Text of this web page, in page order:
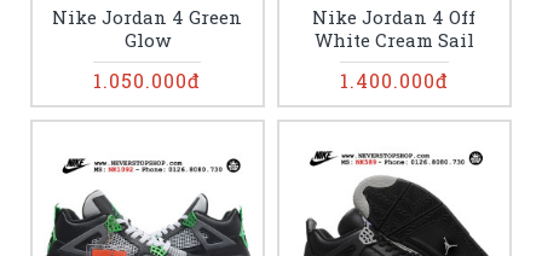
Nike Jordan 4 Green
Glow
1.050.000đ
Nike Jordan 4 Off
White Cream Sail
1.400.000đ